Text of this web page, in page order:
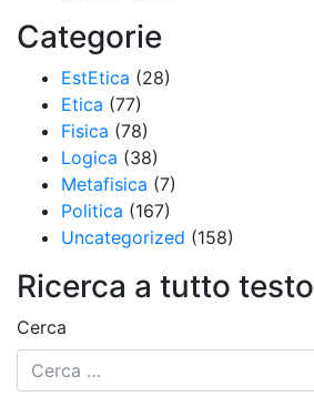
Categorie
EstEtica (28)
Etica (77)
Fisica (78)
Logica (38)
Metafisica (7)
Politica (167)
Uncategorized (158)
Ricerca a tutto testo
Cerca